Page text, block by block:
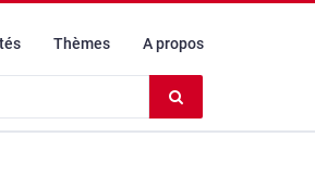
Thèmes A propos
le